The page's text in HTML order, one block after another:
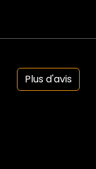
Plus d'avis